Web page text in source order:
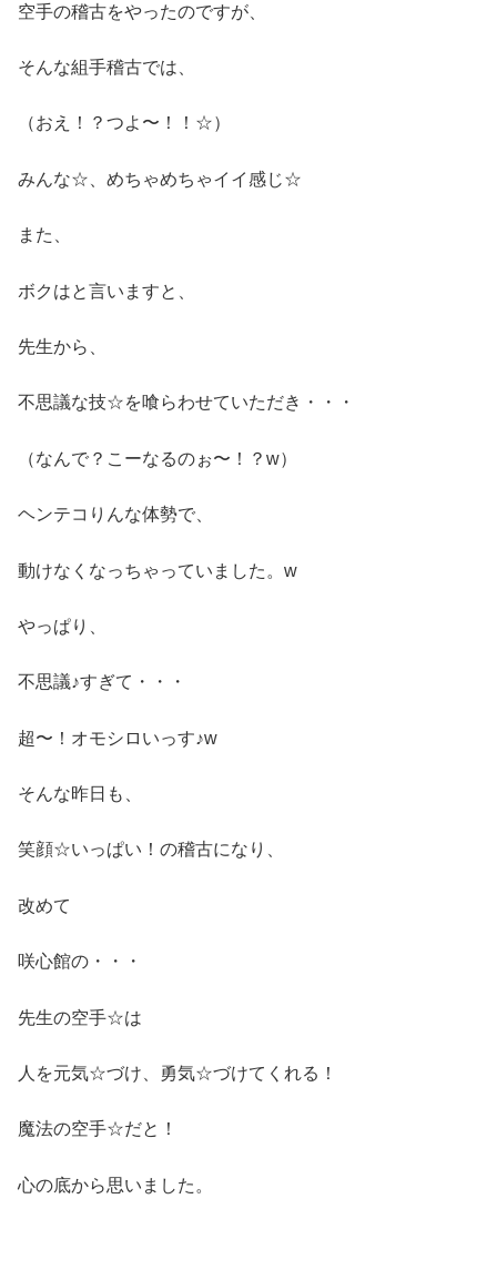
空手の稽古をやったのですが、
そんな組手稽古では、
（おえ！？つよ〜！！☆）
みんな☆、めちゃめちゃイイ感じ☆
また、
ボクはと言いますと、
先生から、
不思議な技☆を喰らわせていただき・・・
（なんで？こーなるのぉ〜！？w）
ヘンテコりんな体勢で、
動けなくなっちゃっていました。w
やっぱり、
不思議♪すぎて・・・
超〜！オモシロいっす♪w
そんな昨日も、
笑顔☆いっぱい！の稽古になり、
改めて
咲心館の・・・
先生の空手☆は
人を元気☆づけ、勇気☆づけてくれる！
魔法の空手☆だと！
心の底から思いました。